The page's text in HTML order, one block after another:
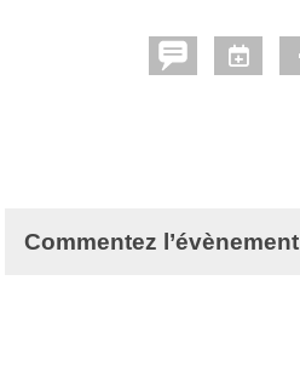
Commentez l’évènement